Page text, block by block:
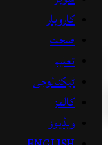
کاروبار
صحت
تعلیم
ٹیکنالوجی
کالمز
ویڈیوز